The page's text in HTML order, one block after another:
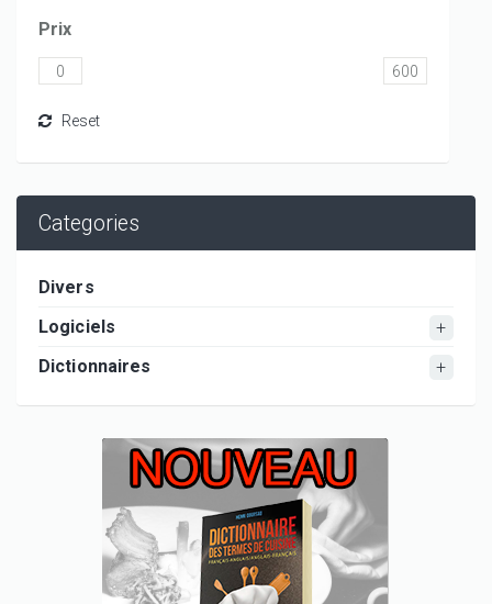
Prix
Categories
Divers
Logiciels
Dictionnaires